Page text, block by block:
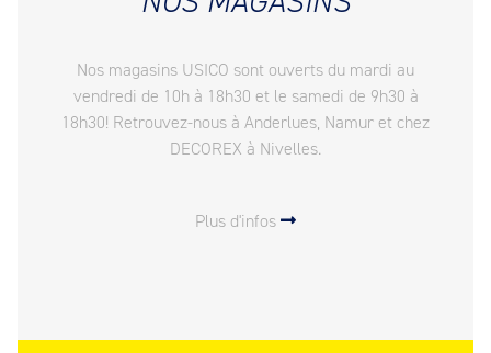
Nos magasins USICO sont ouverts du mardi au
vendredi de 10h à 18h30 et le samedi de 9h30 à
18h30! Retrouvez-nous à Anderlues, Namur et chez
DECOREX à Nivelles.
Plus d'infos